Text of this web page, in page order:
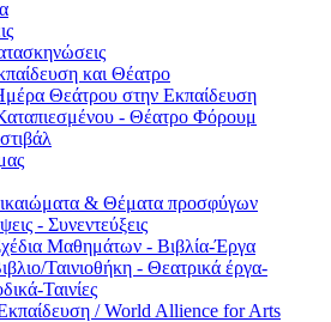
και Θέατρο
Θεάτρου στην Εκπαίδευση
- Θέατρο Φόρουμ
& Θέματα προσφύγων
- Συνεντεύξεις
Μαθημάτων - Βιβλία-Έργα
Ταινιοθήκη - Θεατρικά έργα-
Ταινίες
/ World Allience for Arts